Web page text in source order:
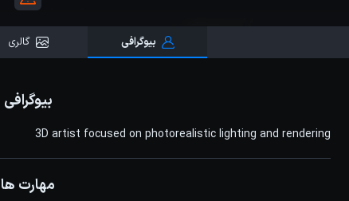
بیوگرافی گالری
بیوگرافی
3D artist focused on photorealistic lighting and rendering
مهارت ها